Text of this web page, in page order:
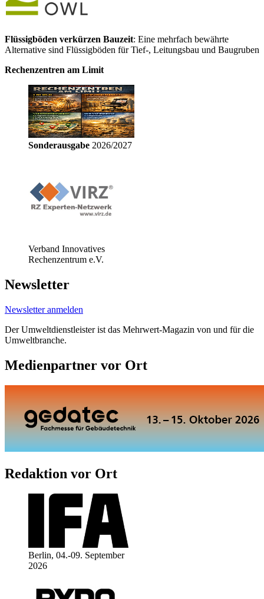
Flüssigböden verkürzen Bauzeit: Eine mehrfach bewährte
Alternative sind Flüssigböden für Tief-, Leitungsbau und Baugruben
Rechenzentren am Limit
Sonderausgabe 2026/2027
Verband Innovatives
Rechenzentrum e.V.
Newsletter
Newsletter anmelden
Der Umweltdienstleister ist das Mehrwert-Magazin von und für die
Umweltbranche.
Medienpartner vor Ort
Redaktion vor Ort
Berlin, 04.-09. September
2026